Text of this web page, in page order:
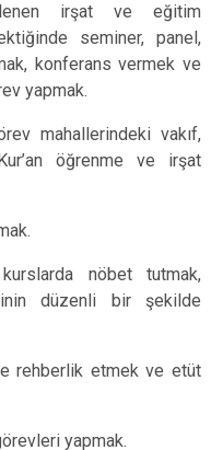
irşat ve eğitim
seminer, panel,
konferans vermek ve
yapmak.
mahallerindeki vakıf,
öğrenme ve irşat
nöbet tutmak,
düzenli bir şekilde
rehberlik etmek ve etüt
yapmak.